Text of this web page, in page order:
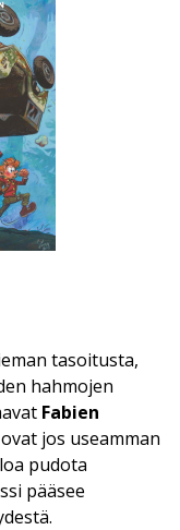
tasoitusta,
hahmojen
Fabien
jos useamman
pudota
pääsee